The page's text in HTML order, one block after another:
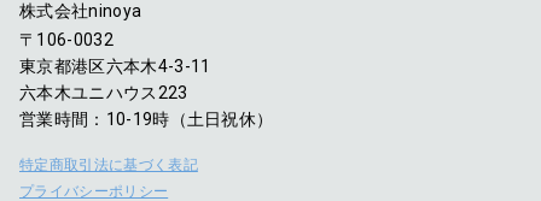
株式会社ninoya
〒106-0032
東京都港区六本木4-3-11
六本木ユニハウス223
営業時間：10-19時（土日祝休）
特定商取引法に基づく表記
プライバシーポリシー